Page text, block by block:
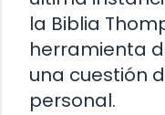
la Biblia
herramienta
una cuestión
personal.